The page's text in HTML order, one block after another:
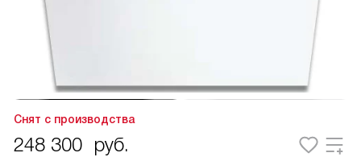
Снят с производства
248 300 руб.